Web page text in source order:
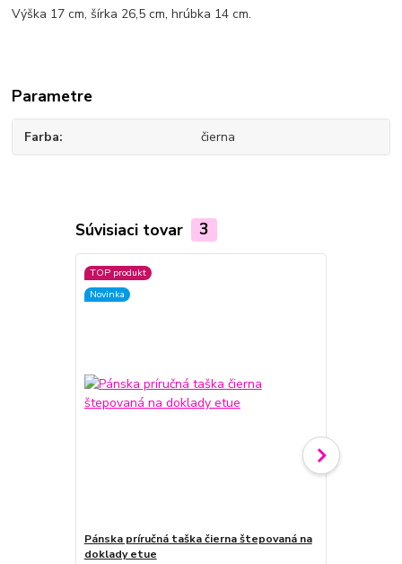
Výška 17 cm, šírka 26,5 cm, hrúbka 14 cm.
Parametre
Farba čierna
Súvisiaci tovar 3
TOP produkt
Novinka
Pánska príručná taška čierna štepovaná na
doklady etue